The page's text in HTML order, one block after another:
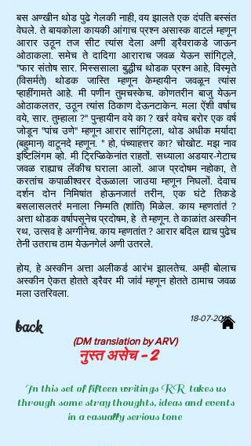
बस अण्खीन थोड पुढे गेलकी नाही, वय झालते एक दंपति बस्संत
वेघले. ते बायकोला कायकी आंगाच प्रश्न असास्क वाटल॑ म्हणून
आरार उठून तज सीट त्यांस देला अणी ड्रैवराकडे जाऊन
ओठाकला. समेच ते दादिगा आराराच जवळ येऊन सांगिट्ले,
"फार संतोष सार. मिस्ससाला बुद्धीच थोडक प्रश्न आहे, विस्मृते
(विसर्मते) थोडक जास्ति म्हणून केम्हायीन जवळून त्यांस
प्हाहींगामते आहे. मी पणीन तुमचस्केच. कोणतरीन बाजु येऊन
ओठाकलतर, उठून त्यांस ठिकाण देऊनटाकेन. मला ऐंशी वर्षाच
वये, सार. तुम्हाला ?" पुन्हायीन वये का ? खर॑ वयेच बरोर एक वर्ष
जोडून "पांच उणे" म्हणून आरार सांगिट्ला, थोड अधीक मर्यादा
(बहुमान) वाटूनदे म्हणून. " हो, पंच्याहत्तर का? चोखोट. मझ नाव
इष्टिलिंगम व्हो. मी ट्रिप्ळिकेनांत राहतों. सध्याला अडयार-गेटाच
जवळ राह्याच लेंकीच घराला आलों. आज प्रदोषम नहोका, ते
करतांच कपाळीश्वरर देऊळाला जाउया म्हणून निघलों. देवाच
दर्शन दोन निमिषांत होऊनजात॑ तरीन, एक घंटे तिकडे
बसलासलतर॑ मनाला निम्मति (शांति) मिळेल. काय म्हणतांत॑ ?
अत्ता थोडक वर्षापसूनेच प्रदोषम, हे ते म्हणून. ते काळांत अस्कीन
रथ, उत्सव हे अग्गीनेच. काय म्हणतांत ? आरार बदिल द्याच पुढेच
तेनी उतराच ठाम येऊनगेल॑ अणी उतरले.
होय, हे अस्कीन अत्ता अलीकड॑ आरंभ झालतेच. अम्ही बोलाच
अस्कीन ऐकत होतते ड्रैवर मी जांव॑ म्हणून होतते ठामाच जवळ
मला उतरिवला.
18-07-2016
(DM translation by ARV)
back
नुस्त असेच - 2
In this set of fifteen writings RR takes us
through some stray thoughts, ideas and events
in a casually serious tone